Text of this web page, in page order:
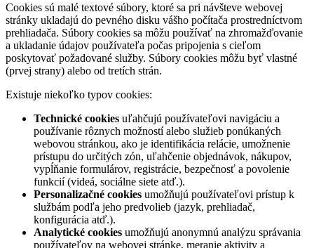
Cookies sú malé textové súbory, ktoré sa pri návšteve webovej
stránky ukladajú do pevného disku vášho počítača prostredníctvom
prehliadača. Súbory cookies sa môžu používať na zhromažďovanie
a ukladanie údajov používateľa počas pripojenia s cieľom
poskytovať požadované služby. Súbory cookies môžu byť vlastné
(prvej strany) alebo od tretích strán.
Existuje niekoľko typov cookies:
Technické cookies uľahčujú používateľovi navigáciu a
používanie rôznych možností alebo služieb ponúkaných
webovou stránkou, ako je identifikácia relácie, umožnenie
prístupu do určitých zón, uľahčenie objednávok, nákupov,
vypĺňanie formulárov, registrácie, bezpečnosť a povolenie
funkcií (videá, sociálne siete atď.).
Personalizačné cookies umožňujú používateľovi prístup k
službám podľa jeho predvolieb (jazyk, prehliadač,
konfigurácia atď.).
Analytické cookies umožňujú anonymnú analýzu správania
používateľov na webovej stránke, meranie aktivity a